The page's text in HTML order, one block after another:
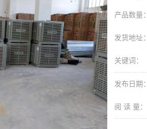
产品数量：
发货地址：
关键词：
发布日期：
阅 读 量：